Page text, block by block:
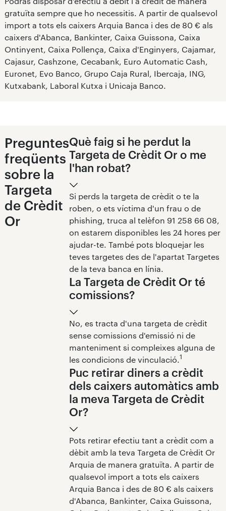
gratuïta sempre que ho necessitis. A partir de qualsevol
import a tots els caixers Arquia Banca i des de 80 € als
caixers d'Abanca, Bankinter, Caixa Guissona, Caixa
Ontinyent, Caixa Pollença, Caixa d'Enginyers, Cajamar,
Cajasur, Cashzone, Cecabank, Euro Automatic Cash,
Euronet, Evo Banco, Grupo Caja Rural, Ibercaja, ING,
Kutxabank, Laboral Kutxa i Unicaja Banco.
Preguntes
freqüents
sobre la
Targeta
de Crèdit
Or
Què faig si he perdut la
Targeta de Crèdit Or o me
l'han robat?
Si perds la targeta de crèdit o te la
roben, o ets víctima d'un frau o de
phishing, truca al telèfon 91 258 66 08,
on estarem disponibles les 24 hores per
ajudar-te. També pots bloquejar les
teves targetes des de l'apartat Targetes
de la teva banca en línia.
La Targeta de Crèdit Or té
comissions?
No, es tracta d'una targeta de crèdit
sense comissions d'emissió ni de
manteniment si compleixes alguna de
les condicions de vinculació. 1
Puc retirar diners a crèdit
dels caixers automàtics amb
la meva Targeta de Crèdit
Or?
Pots retirar efectiu tant a crèdit com a
dèbit amb la teva Targeta de Crèdit Or
Arquia de manera gratuïta. A partir de
qualsevol import a tots els caixers
Arquia Banca i des de 80 € als caixers
d'Abanca, Bankinter, Caixa Guissona,